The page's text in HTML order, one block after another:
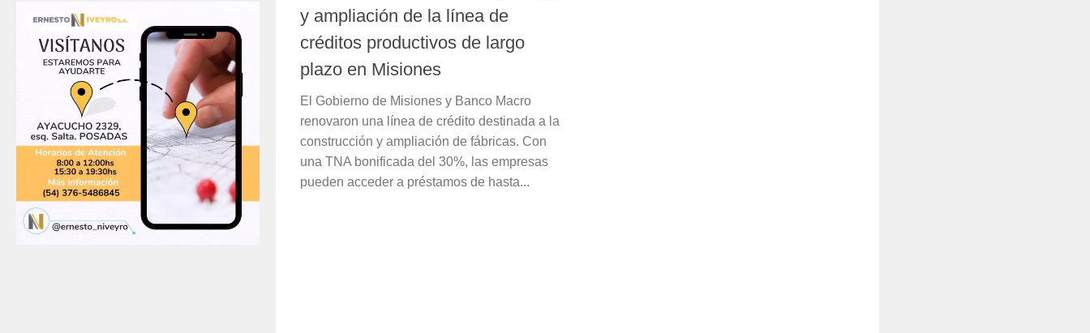
y ampliación de la línea de
créditos productivos de largo
plazo en Misiones
El Gobierno de Misiones y Banco Macro
renovaron una línea de crédito destinada a la
construcción y ampliación de fábricas. Con
una TNA bonificada del 30%, las empresas
pueden acceder a préstamos de hasta...